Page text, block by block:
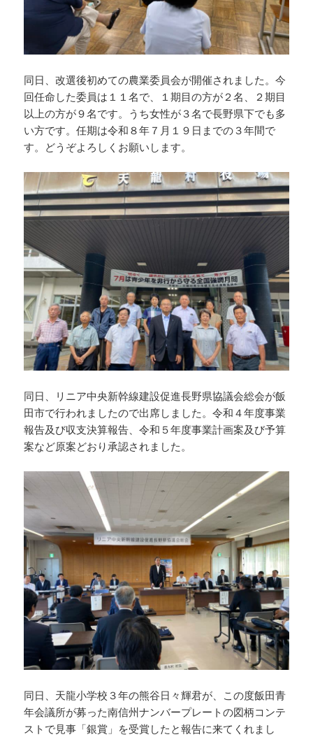
同日、改選後初めての農業委員会が開催されました。今
回任命した委員は１１名で、１期目の方が２名、２期目
以上の方が９名です。うち女性が３名で長野県下でも多
い方です。任期は令和８年７月１９日までの３年間で
す。どうぞよろしくお願いします。
同日、リニア中央新幹線建設促進長野県協議会総会が飯
田市で行われましたので出席しました。令和４年度事業
報告及び収支決算報告、令和５年度事業計画案及び予算
案など原案どおり承認されました。
同日、天龍小学校３年の熊谷日々輝君が、この度飯田青
年会議所が募った南信州ナンバープレートの図柄コンテ
ストで見事「銀賞」を受賞したと報告に来てくれまし